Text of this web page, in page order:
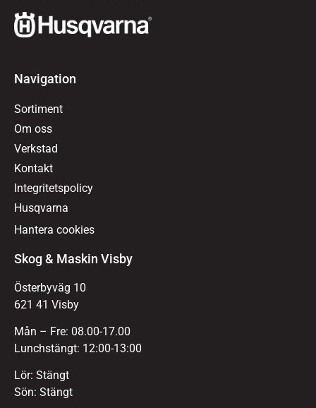
Navigation
Sortiment
Om oss
Verkstad
Kontakt
Integritetspolicy
Husqvarna
Hantera cookies
Skog & Maskin Visby
Österbyväg 10
621 41 Visby
Mån – Fre: 08.00-17.00
Lunchstängt: 12:00-13:00
Lör: Stängt
Sön: Stängt